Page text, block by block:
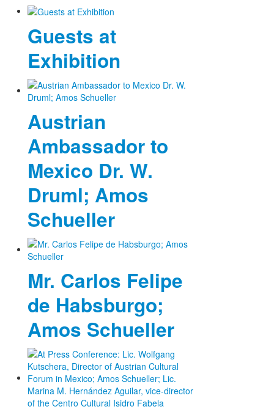
Guests at
Exhibition
Austrian
Ambassador to
Mexico Dr. W.
Druml; Amos
Schueller
Mr. Carlos Felipe
de Habsburgo;
Amos Schueller